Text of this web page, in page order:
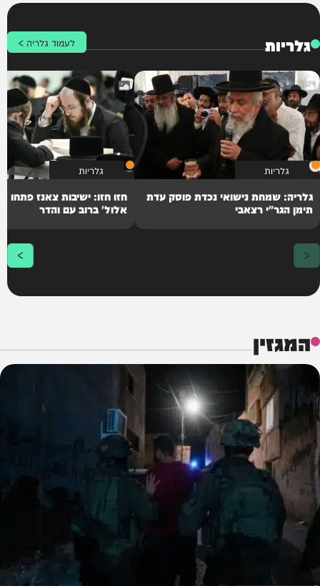
גלריות לעמוד גלריה >
גלריות
גלריה: שמחת נישואי נכדת פוסק עדת
תימן הגר"י רצאבי
גלריות
חזו חזו: ישיבות צאנז פתחו
אלול' ברוב עם והדר
המגזין